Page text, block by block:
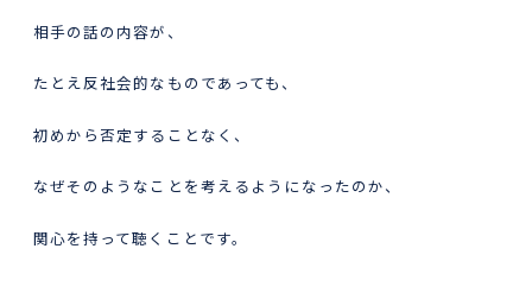
相手の話の内容が、
たとえ反社会的なものであっても、
初めから否定することなく、
なぜそのようなことを考えるようになったのか、
関心を持って聴くことです。